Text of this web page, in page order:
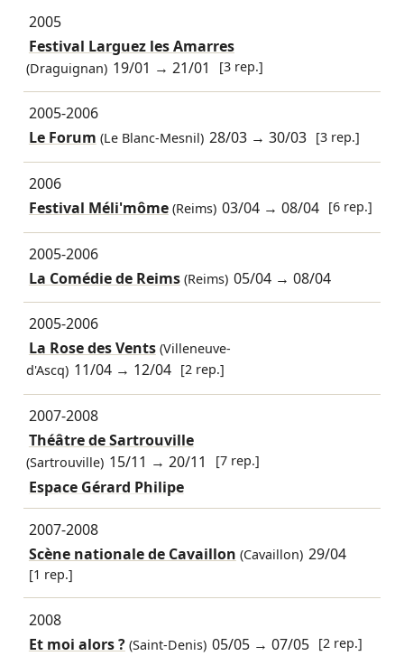
2005
Festival Larguez les Amarres
(Draguignan) 19/01 →21/01 [3 rep.]
2005-2006
Le Forum (Le Blanc-Mesnil) 28/03 →30/03 [3 rep.]
2006
Festival Méli'môme(Reims) 03/04 →08/04 [6 rep.]
2005-2006
La Comédie de Reims(Reims) 05/04 →08/04
2005-2006
La Rose des Vents(Villeneuve-
d'Ascq) 11/04 → 12/04 [2 rep.]
2007-2008
Théâtre de Sartrouville
(Sartrouville) 15/11 →20/11 [7 rep.]
Espace Gérard Philipe
2007-2008
Scène nationale de Cavaillon (Cavaillon) 29/04
[1 rep.]
2008
Et moi alors ?(Saint-Denis) 05/05 →07/05 [2 rep.]